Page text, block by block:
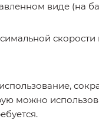
виде (на
можно